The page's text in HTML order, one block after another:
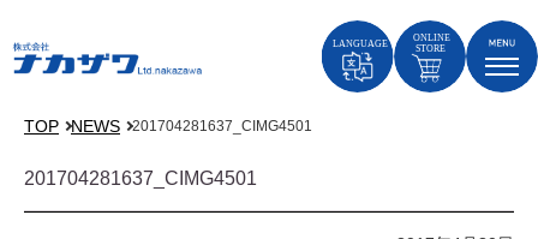
TOP NEWS 201704281637_CIMG4501
201704281637_CIMG4501